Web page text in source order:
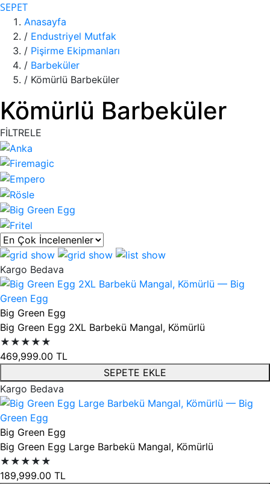
SEPET
Anasayfa
/ Endustriyel Mutfak
/ Pişirme Ekipmanları
/ Barbeküler
/ Kömürlü Barbeküler
Kömürlü Barbeküler
FİLTRELE
Ürün listesi
Kargo Bedava
Big Green Egg
Big Green Egg 2XL Barbekü Mangal, Kömürlü
★★★★★
469,999.00 TL
SEPETE EKLE
Kargo Bedava
Big Green Egg
Big Green Egg Large Barbekü Mangal, Kömürlü
★★★★★
189,999.00 TL